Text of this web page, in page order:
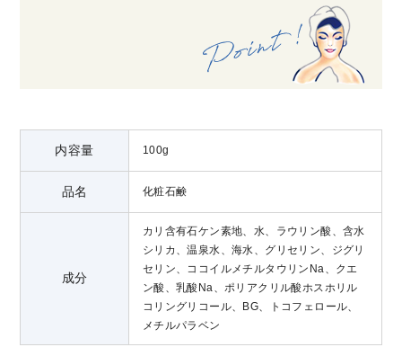
内容量 100g
品名 化粧石鹸
成分
カリ含有石ケン素地、水、ラウリン酸、含水
シリカ、温泉水、海水、グリセリン、ジグリ
セリン、ココイルメチルタウリンNa、クエ
ン酸、乳酸Na、ポリアクリル酸ホスホリル
コリングリコール、BG、トコフェロール、
メチルパラベン